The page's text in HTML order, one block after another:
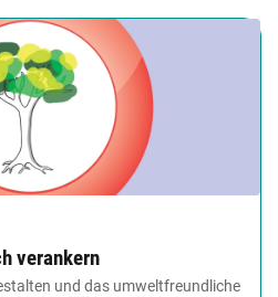
verankern
und das umweltfreundliche